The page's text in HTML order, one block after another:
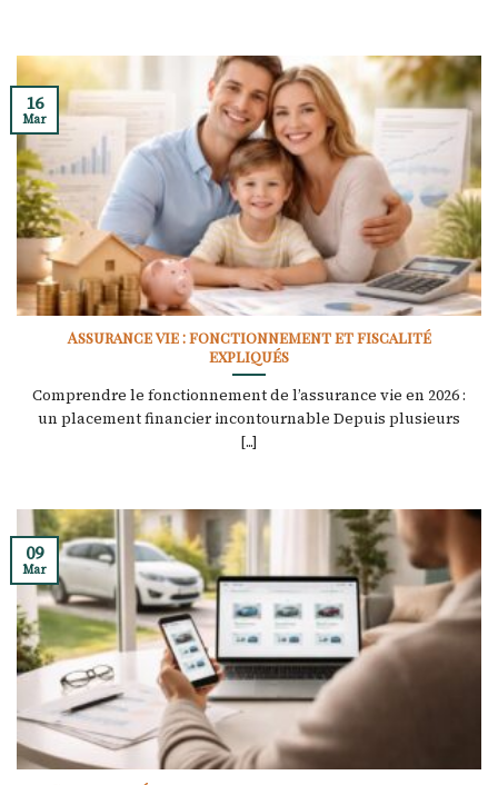
Assurance vie : fonctionnement et fiscalité
expliqués
Comprendre le fonctionnement de l’assurance vie en 2026 :
un placement financier incontournable Depuis plusieurs
[...]
16
Mar
09
Mar